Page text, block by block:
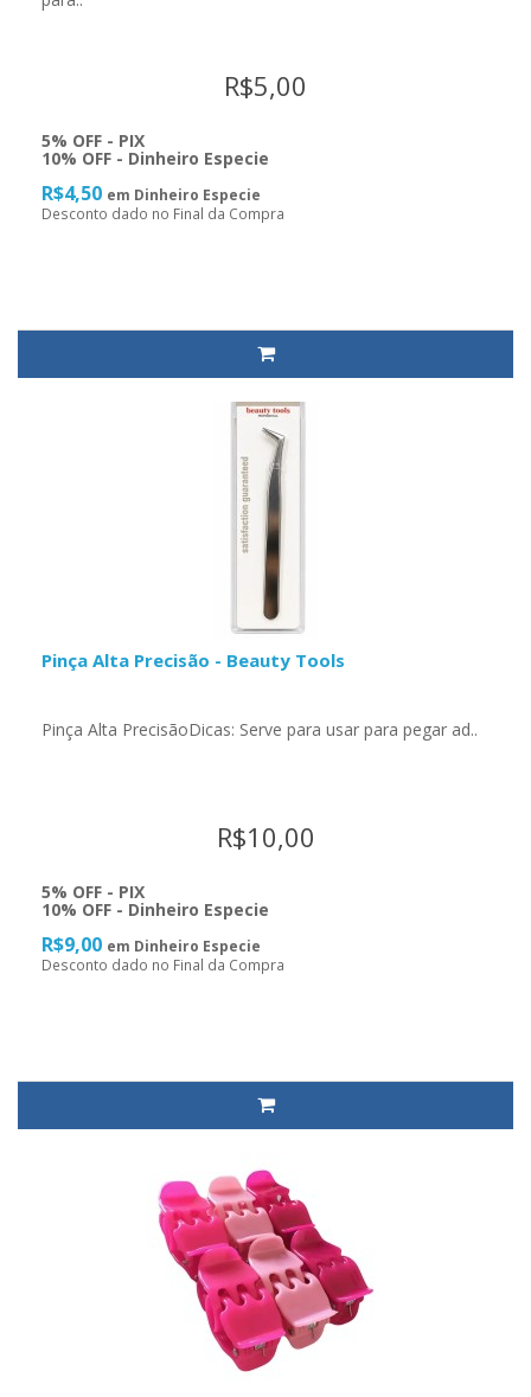
R$5,00
5% OFF - PIX
10% OFF - Dinheiro Especie
R$4,50 em Dinheiro Especie
Desconto dado no Final da Compra
Pinça Alta Precisão - Beauty Tools
Pinça Alta PrecisãoDicas: Serve para usar para pegar ad..
R$10,00
5% OFF - PIX
10% OFF - Dinheiro Especie
R$9,00 em Dinheiro Especie
Desconto dado no Final da Compra